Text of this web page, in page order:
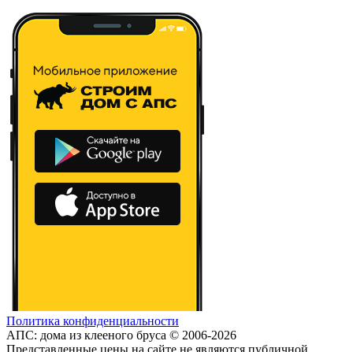
Политика конфиденциальности
АПС: дома из клееного бруса © 2006-2026